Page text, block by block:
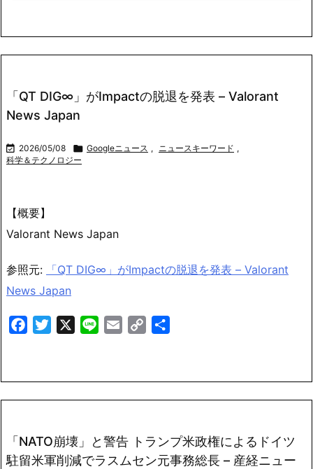
「QT DIG∞」がImpactの脱退を発表 – Valorant
News Japan
 2026/05/08  Googleニュース , ニュースキーワード ,
科学＆テクノロジー
【概要】
Valorant News Japan
参照元:
「QT DIG∞」がImpactの脱退を発表 – Valorant
News Japan
FacebookTwitter Line Email
Copy
「NATO崩壊」と警告 トランプ米政権によるドイツ
駐留米軍削減でラスムセン元事務総長 – 産経ニュー